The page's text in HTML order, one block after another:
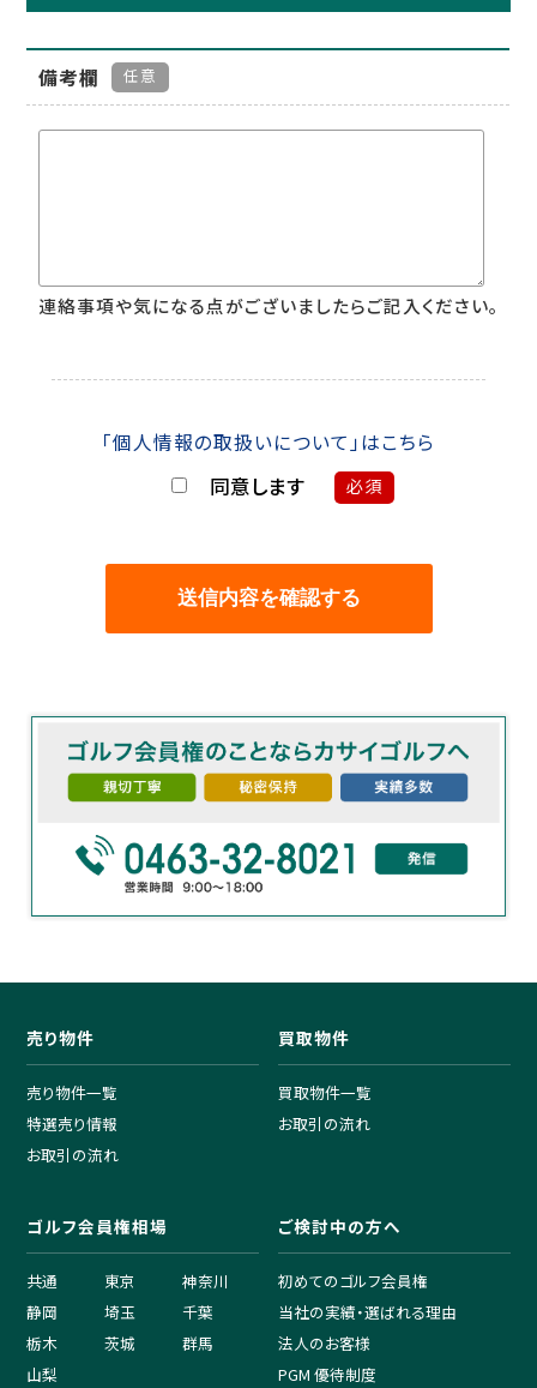
備考欄 任意
連絡事項や気になる点がございましたらご記入ください。
「個人情報の取扱いについて」はこちら
同意します 必須
売り物件
売り物件一覧
特選売り情報
お取引の流れ
買取物件
買取物件一覧
お取引の流れ
ゴルフ会員権相場
共通 東京
神奈川
静岡
埼玉
千葉
栃木
茨城
群馬
山梨
ご検討中の方へ
初めてのゴルフ会員権
当社の実績・選ばれる理由
法人のお客様
PGM 優待制度